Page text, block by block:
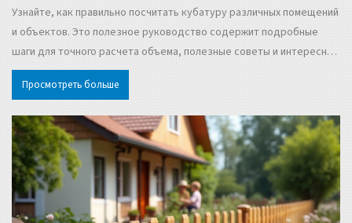
Узнайте, как правильно посчитать кубатуру различных помещений
и объектов. Это полезное руководство содержит подробные
шаги для точного расчета объема, полезные советы и интересные
факты. Изучите методы, которые помогут избежать ошибок в
строительных и ремонтных работах.
Просмотреть больше